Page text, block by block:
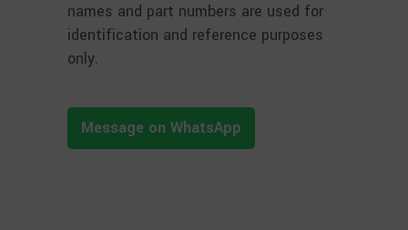
names and part numbers are used for
identification and reference purposes
only.
Message on WhatsApp